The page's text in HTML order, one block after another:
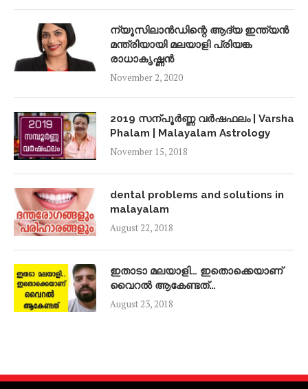
ന്യൂസിലാൻഡിന്റെ ആദ്യ ഇന്ത്യൻ
മന്ത്രിയായി മലയാളി പ്രിയങ്ക
രാധാകൃഷ്ണൻ
November 2, 2020
2019 സന്പൂർണ്ണ വർഷഫലം | Varsha
Phalam | Malayalam Astrology
November 15, 2018
dental problems and solutions in
malayalam
August 22, 2018
ഇതാടാ മലയാളി… ഇതൊക്കെയാണ്
വൈറൽ ആകേണ്ടത്…
August 23, 2018